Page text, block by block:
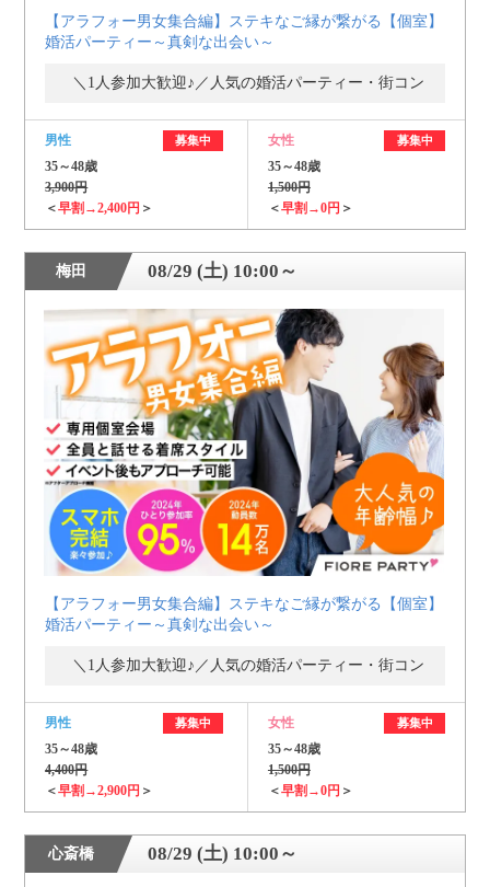
【アラフォー男女集合編】ステキなご縁が繋がる【個室】
婚活パーティー～真剣な出会い～
＼1人参加大歓迎♪／人気の婚活パーティー・街コン
男性 募集中
35～48歳
3,900円
＜早割→2,400円 ＞
女性 募集中
35～48歳
1,500円
＜早割→0円 ＞
梅田 08/29 (土) 10:00～
【アラフォー男女集合編】ステキなご縁が繋がる【個室】
婚活パーティー～真剣な出会い～
＼1人参加大歓迎♪／人気の婚活パーティー・街コン
男性 募集中
35～48歳
4,400円
＜早割→2,900円 ＞
女性 募集中
35～48歳
1,500円
＜早割→0円 ＞
心斎橋 08/29 (土) 10:00～